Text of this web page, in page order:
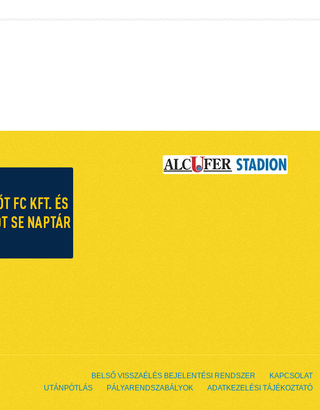
BELSŐ VISSZAÉLÉS BEJELENTÉSI RENDSZER
KAPCSOLAT
UTÁNPÓTLÁS
PÁLYARENDSZABÁLYOK ADATKEZELÉSI TÁJÉKOZTATÓ